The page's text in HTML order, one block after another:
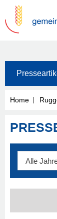
Home |